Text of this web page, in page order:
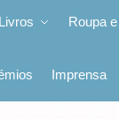
Livros Roupa
Imprensa